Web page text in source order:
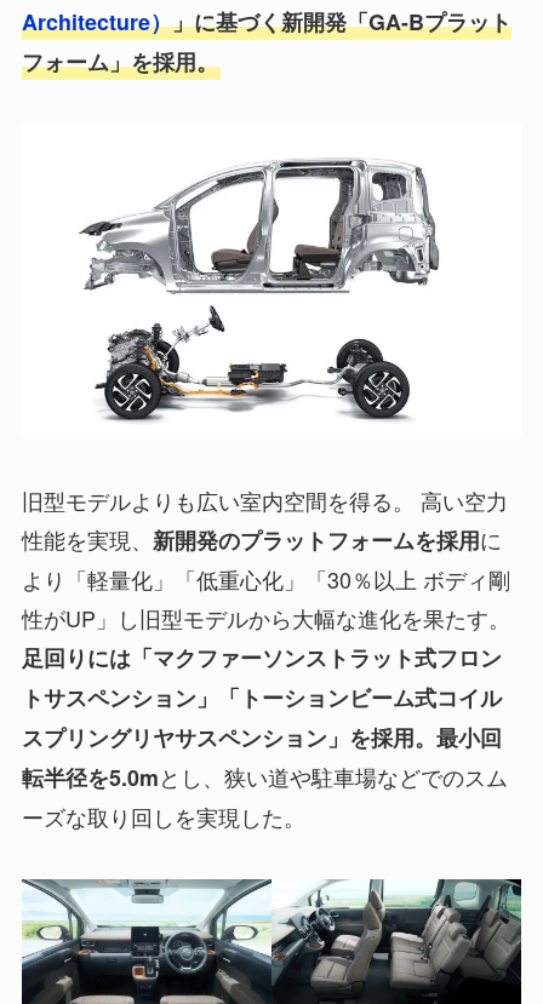
Architecture）」に基づく新開発「GA-Bプラット
フォーム」を採用。
旧型モデルよりも広い室内空間を得る。 高い空力
性能を実現、 新開発のプラットフォームを採用に
より「軽量化」「低重心化」「30％以上 ボディ剛
性がUP」し旧型モデルから大幅な進化を果たす。
足回りには「マクファーソンストラット式フロン
トサスペンション」「トーションビーム式コイル
スプリングリヤサスペンション」を採用。最小回
転半径を5.0mとし、狭い道や駐車場などでのスム
ーズな取り回しを実現した。